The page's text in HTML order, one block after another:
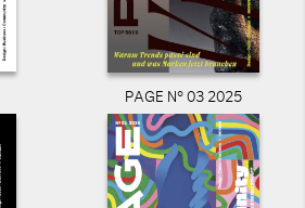
PAGE N° 03 2025